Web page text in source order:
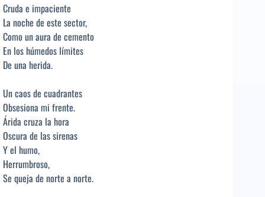
Cruda e impaciente
La noche de este sector,
Como un aura de cemento
En los húmedos límites
De una herida.
Un caos de cuadrantes
Obsesiona mi frente.
Árida cruza la hora
Oscura de las sirenas
Y el humo,
Herrumbroso,
Se queja de norte a norte.